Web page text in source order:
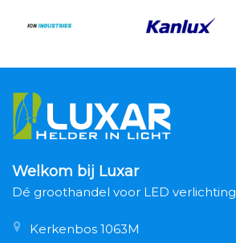
Welkom bij Luxar
Dé groothandel voor LED verlichting
Kerkenbos 1063M